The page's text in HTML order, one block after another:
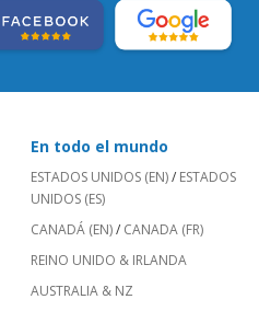
En todo el mundo
ESTADOS UNIDOS (EN)/ ESTADOS
UNIDOS (ES)
CANADÁ (EN)/ CANADA (FR)
REINO UNIDO & IRLANDA
AUSTRALIA & NZ